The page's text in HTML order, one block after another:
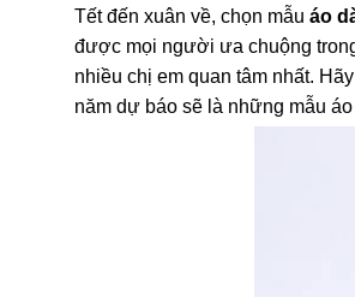
Tết đến xuân về, chọn mẫu áo
được mọi người ưa chuộng
nhiều chị em quan tâm nhất.
năm dự báo sẽ là những mẫu áo